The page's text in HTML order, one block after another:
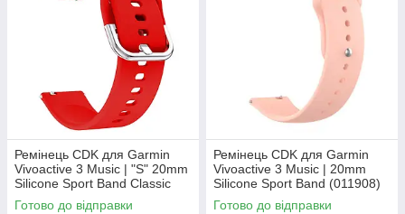
Ремінець CDK для Garmin
Vivoactive 3 Music | "S" 20mm
Silicone Sport Band Classic
(012194) (red)
Готово до відправки
Ремінець CDK для Garmin
Vivoactive 3 Music | 20mm
Silicone Sport Band (011908)
(pink)
Готово до відправки